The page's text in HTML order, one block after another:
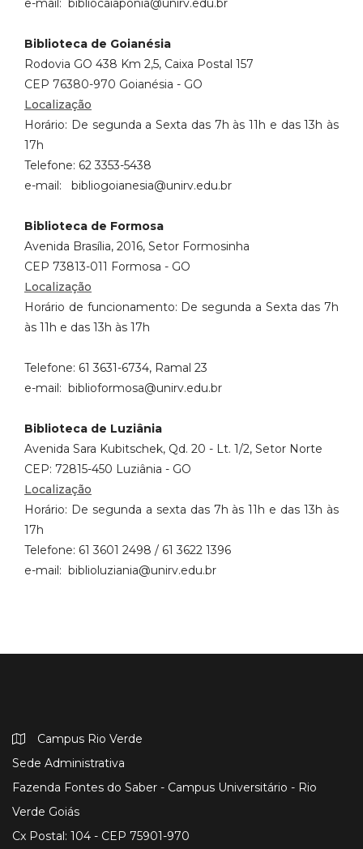
e-mail: bibliocaiaponia@unirv.edu.br
Biblioteca de Goianésia
Rodovia GO 438 Km 2,5, Caixa Postal 157
CEP 76380-970 Goianésia - GO
Localização
Horário: De segunda a Sexta das 7h às 11h e das 13h às
17h
Telefone: 62 3353-5438
e-mail: bibliogoianesia@unirv.edu.br
Biblioteca de Formosa
Avenida Brasília, 2016, Setor Formosinha
CEP 73813-011 Formosa - GO
Localização
Horário de funcionamento: De segunda a Sexta das 7h
às 11h e das 13h às 17h
Telefone: 61 3631-6734, Ramal 23
e-mail: biblioformosa@unirv.edu.br
Biblioteca de Luziânia
Avenida Sara Kubitschek, Qd. 20 - Lt. 1/2, Setor Norte
CEP: 72815-450 Luziânia - GO
Localização
Horário: De segunda a sexta das 7h às 11h e das 13h às
17h
Telefone: 61 3601 2498 / 61 3622 1396
e-mail: biblioluziania@unirv.edu.br
Campus Rio Verde
Sede Administrativa
Fazenda Fontes do Saber - Campus Universitário - Rio
Verde Goiás
Cx Postal: 104 - CEP 75901-970